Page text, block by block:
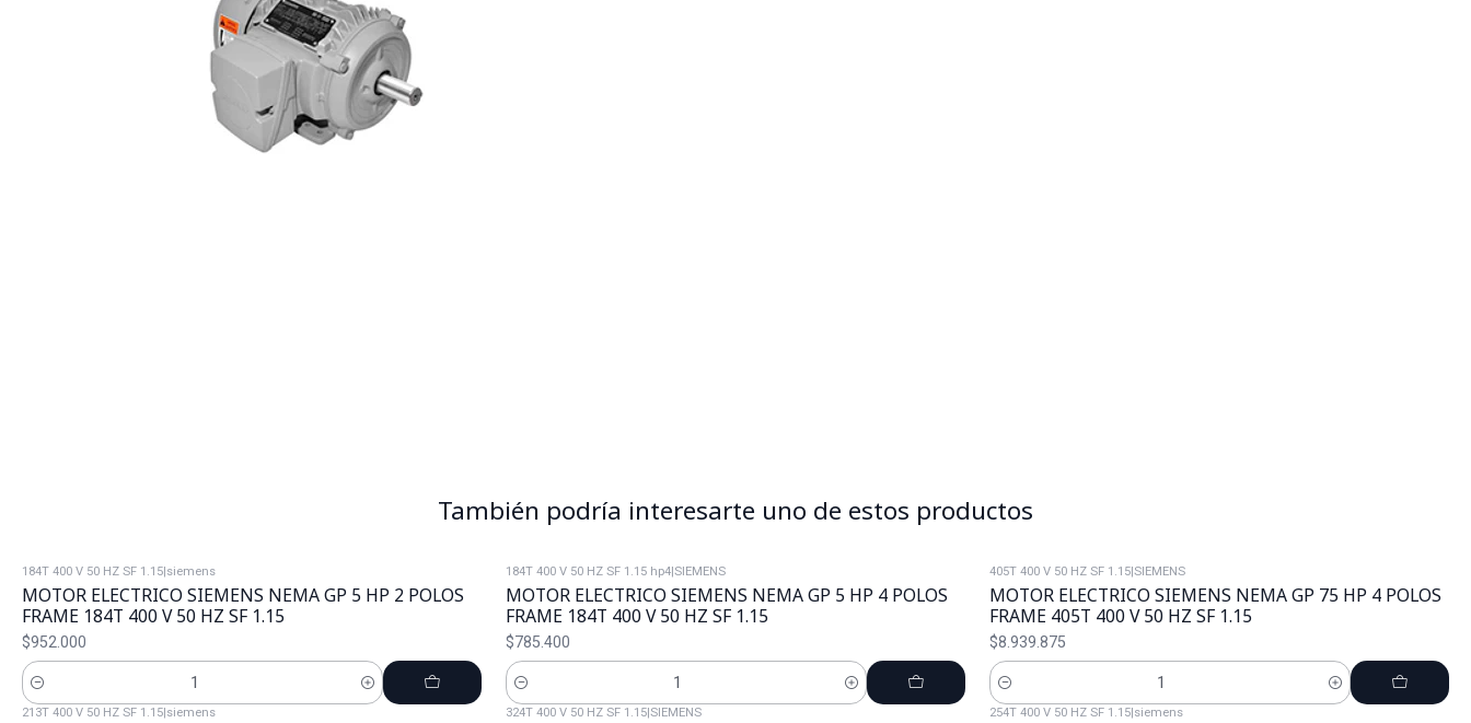
También podría interesarte uno de estos productos
184T 400 V 50 HZ SF 1.15|siemens
MOTOR ELECTRICO SIEMENS NEMA GP 5 HP 2 POLOS
FRAME 184T 400 V 50 HZ SF 1.15
$952.000
Cantidad
184T 400 V 50 HZ SF 1.15 hp4|SIEMENS
MOTOR ELECTRICO SIEMENS NEMA GP 5 HP 4 POLOS
FRAME 184T 400 V 50 HZ SF 1.15
$785.400
Cantidad
405T 400 V 50 HZ SF 1.15|SIEMENS
MOTOR ELECTRICO SIEMENS NEMA GP 75 HP 4 POLOS
FRAME 405T 400 V 50 HZ SF 1.15
$8.939.875
Cantidad
213T 400 V 50 HZ SF 1.15|siemens 324T 400 V 50 HZ SF 1.15|SIEMENS 254T 400 V 50 HZ SF 1.15|siemens